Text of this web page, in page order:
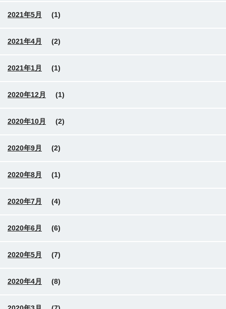
2021年5月 (1)
2021年4月 (2)
2021年1月 (1)
2020年12月 (1)
2020年10月 (2)
2020年9月 (2)
2020年8月 (1)
2020年7月 (4)
2020年6月 (6)
2020年5月 (7)
2020年4月 (8)